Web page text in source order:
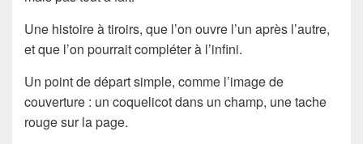
Une histoire à tiroirs, que l’on ouvre l’un après l’autre,
et que l’on pourrait compléter à l’infini.
Un point de départ simple, comme l’image de
couverture : un coquelicot dans un champ, une tache
rouge sur la page.